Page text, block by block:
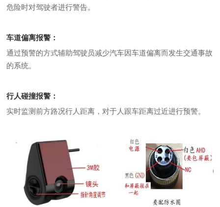
危险时对驾驶者进行警告。
车道偏离报警：
通过预警的方式辅助驾驶员减少汽车因车道偏离而发生交通事故
的系统。
行人碰撞报警：
实时监测前方路况行人距离，对于人跟车距离过近进行预警。